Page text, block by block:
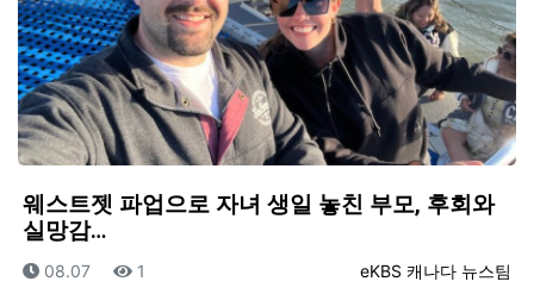
웨스트젯 파업으로 자녀 생일 놓친 부모, 후회와
실망감…
등록자
eKBS 캐나다 뉴스팀
등록일
08.07 조회
1